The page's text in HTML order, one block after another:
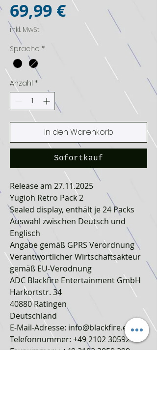
69,99 €Preis
inkl. MwSt.
Sprache *
Anzahl *
In den Warenkorb
Sofortkauf
Release am 27.11.2025
Yugioh Retro Pack 2
Sealed display, enthält je 24 Packs
Auswahl zwischen Deutsch und
Englisch
Angabe gemäß GPRS Verordnung
Verantwortlicher Wirtschaftsakteur
gemäß EU-Verodnung
ADC Blackfire Entertainment GmbH
Harkortstr. 34
40880 Ratingen
Deutschland
E-Mail-Adresse: info@blackfire.eu
Telefonnummer: +49 2102 30592 0
Faxnummer: : +49 2102 3059 299